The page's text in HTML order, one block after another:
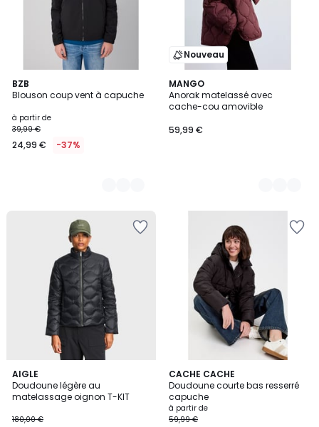
BZB
Blouson coup vent à capuche
à partir de
39,99 €
24,99 € -37%
2
Couleurs
Nouveau
MANGO
Anorak matelassé avec
cache-cou amovible
59,99 €
2
Couleurs
AIGLE
Doudoune légère au
matelassage oignon T-KIT
180,00 €
2
Couleurs
CACHE CACHE
Doudoune courte bas resserré
capuche
à partir de
59,99 €
2
Couleurs